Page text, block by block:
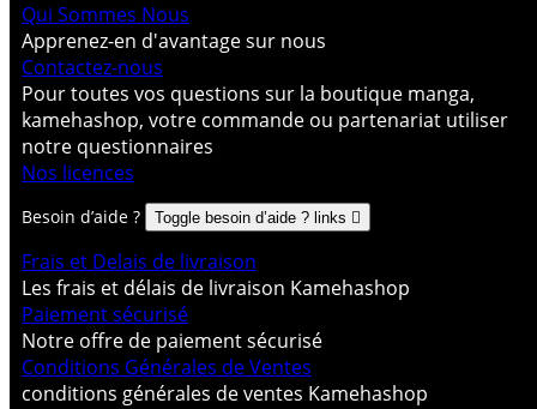
Qui Sommes Nous
Apprenez-en d'avantage sur nous
Contactez-nous
Pour toutes vos questions sur la boutique manga,
kamehashop, votre commande ou partenariat utiliser
notre questionnaires
Nos licences
Besoin d’aide ? Toggle besoin d’aide ? links 
Frais et Delais de livraison
Les frais et délais de livraison Kamehashop
Paiement sécurisé
Notre offre de paiement sécurisé
Conditions Générales de Ventes
conditions générales de ventes Kamehashop